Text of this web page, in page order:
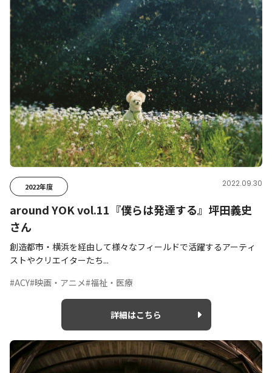
2022年度 2022.09.30
around YOK vol.11『僕らは発達する』坪田義史
さん
創造都市・横浜を経由して様々なフィールドで活躍するアーティ
ストやクリエイターたち...
#ACY#映画・アニメ#福祉・医療
詳細はこちら